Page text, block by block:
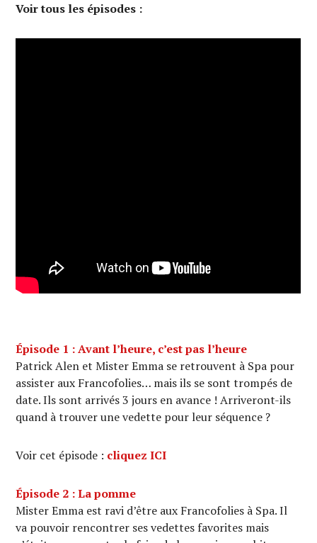
Voir tous les épisodes :
Épisode 1 : Avant l’heure, c’est pas l’heure
Patrick Alen et Mister Emma se retrouvent à Spa pour
assister aux Francofolies… mais ils se sont trompés de
date. Ils sont arrivés 3 jours en avance ! Arriveront-ils
quand à trouver une vedette pour leur séquence ?
Voir cet épisode : cliquez ICI
Épisode 2 : La pomme
Mister Emma est ravi d’être aux Francofolies à Spa. Il
va pouvoir rencontrer ses vedettes favorites mais